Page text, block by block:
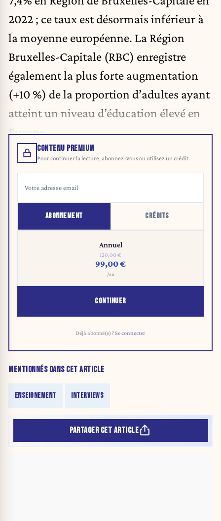
2022 ; ce taux est désormais inférieur à
la moyenne européenne. La Région
Bruxelles-Capitale (RBC) enregistre
également la plus forte augmentation
(+10 %) de la proportion d’adultes ayant
atteint un niveau d’éducation élevé en
Europe.
CONTENU PREMIUM
Pour continuer la lecture, abonnez-vous ou utilisez un crédit.
ABONNEMENT CRÉDITS
Annuel
120,00 €
99,00 €
/an
CONTINUER
Déjà abonné(e) ?Se connecter
MENTIONNÉS DANS CET ARTICLE
ENSEIGNEMENT INTERVIEWS
PARTAGER CET ARTICLE